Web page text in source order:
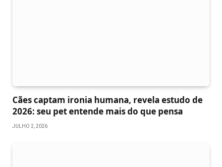
Cães captam ironia humana, revela estudo de
2026: seu pet entende mais do que pensa
JULHO 2, 2026